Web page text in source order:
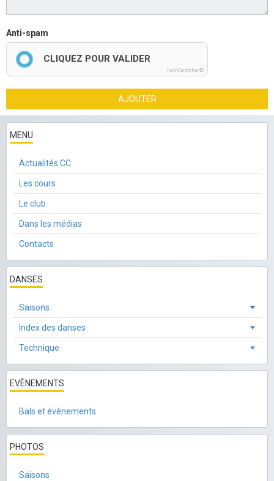
Anti-spam
CLIQUEZ POUR VALIDER
IconCaptcha ©
AJOUTER
MENU
Actualités CC
Les cours
Le club
Dans les médias
Contacts
DANSES
Saisons
Index des danses
Technique
EVÈNEMENTS
Bals et évènements
PHOTOS
Saisons